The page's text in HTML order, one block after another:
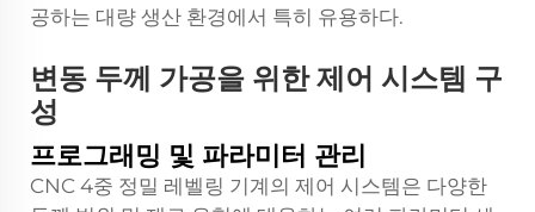
공하는 대량 생산 환경에서 특히 유용하다.
변동 두께 가공을 위한 제어 시스템 구
성
프로그래밍 및 파라미터 관리
CNC 4중 정밀 레벨링 기계의 제어 시스템은 다양한